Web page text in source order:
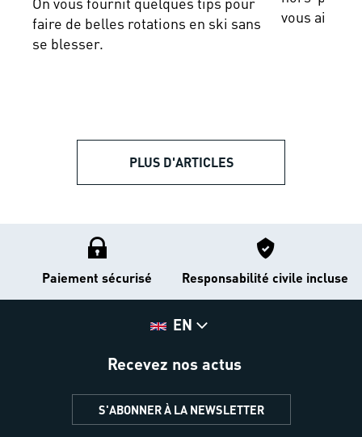
faire de belles rotations en ski sans
se blesser.
vous aimez
PLUS D'ARTICLES
Paiement sécurisé Responsabilité civile incluse
EN
Recevez nos actus
S'ABONNER À LA NEWSLETTER